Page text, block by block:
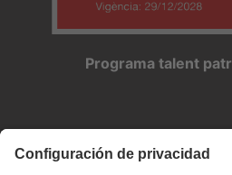
Programa talent